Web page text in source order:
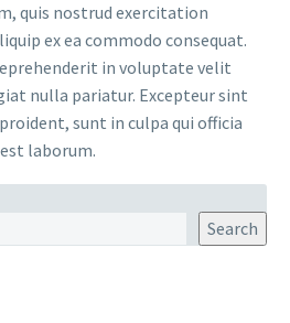
quis nostrud exercitation
ex ea commodo consequat.
in voluptate velit
nulla pariatur. Excepteur sint
sunt in culpa qui officia
laborum.
Search